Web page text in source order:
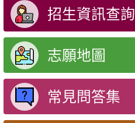
招生資訊查詢
志願地圖
常見問答集